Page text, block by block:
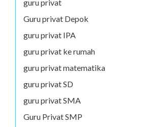
guru privat
Guru privat Depok
guru privat IPA
guru privat ke rumah
guru privat matematika
guru privat SD
guru privat SMA
Guru Privat SMP